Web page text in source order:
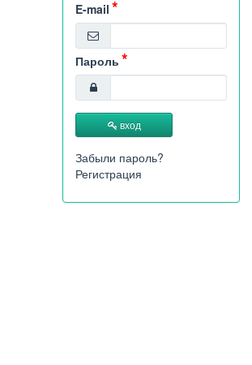
E-mail
Пароль
вход
Забыли пароль?
Регистрация